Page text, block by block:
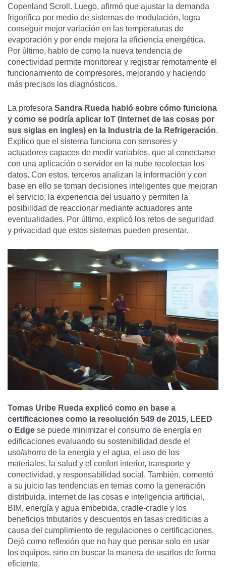
Copenland Scroll. Luego, afirmó que ajustar la demanda
frigorífica por medio de sistemas de modulación, logra
conseguir mejor variación en las temperaturas de
evaporación y por ende mejora la eficiencia energética.
Por último, hablo de como la nueva tendencia de
conectividad permite monitorear y registrar remotamente el
funcionamiento de compresores, mejorando y haciendo
más precisos los diagnósticos.
La profesora Sandra Rueda habló sobre cómo funciona
y como se podría aplicar IoT (Internet de las cosas por
sus siglas en ingles) en la Industria de la Refrigeración.
Explico que el sistema funciona con sensores y
actuadores capaces de medir variables, que al conectarse
con una aplicación o servidor en la nube recolectan los
datos. Con estos, terceros analizan la información y con
base en ello se toman decisiones inteligentes que mejoran
el servicio, la experiencia del usuario y permiten la
posibilidad de reaccionar mediante actuadores ante
eventualidades. Por último, explicó los retos de seguridad
y privacidad que estos sistemas pueden presentar.
Tomas Uribe Rueda explicó como en base a
certificaciones como la resolución 549 de 2015, LEED
o Edge se puede minimizar el consumo de energía en
edificaciones evaluando su sostenibilidad desde el
uso/ahorro de la energía y el agua, el uso de los
materiales, la salud y el confort interior, transporte y
conectividad, y responsabilidad social. También, comentó
a su juicio las tendencias en temas como la generación
distribuida, internet de las cosas e inteligencia artificial,
BIM, energía y agua embebida, cradle-cradle y los
beneficios tributarios y descuentos en tasas crediticias a
causa del cumplimiento de regulaciones o certificaciones.
Dejó como reflexión que no hay que pensar solo en usar
los equipos, sino en buscar la manera de usarlos de forma
eficiente.